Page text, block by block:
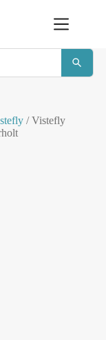
/ Vistefly